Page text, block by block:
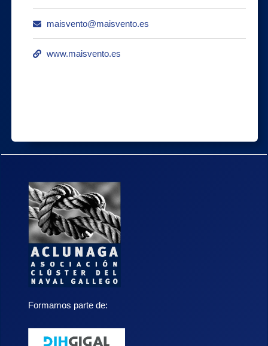
maisvento@maisvento.es
www.maisvento.es
Formamos parte de: